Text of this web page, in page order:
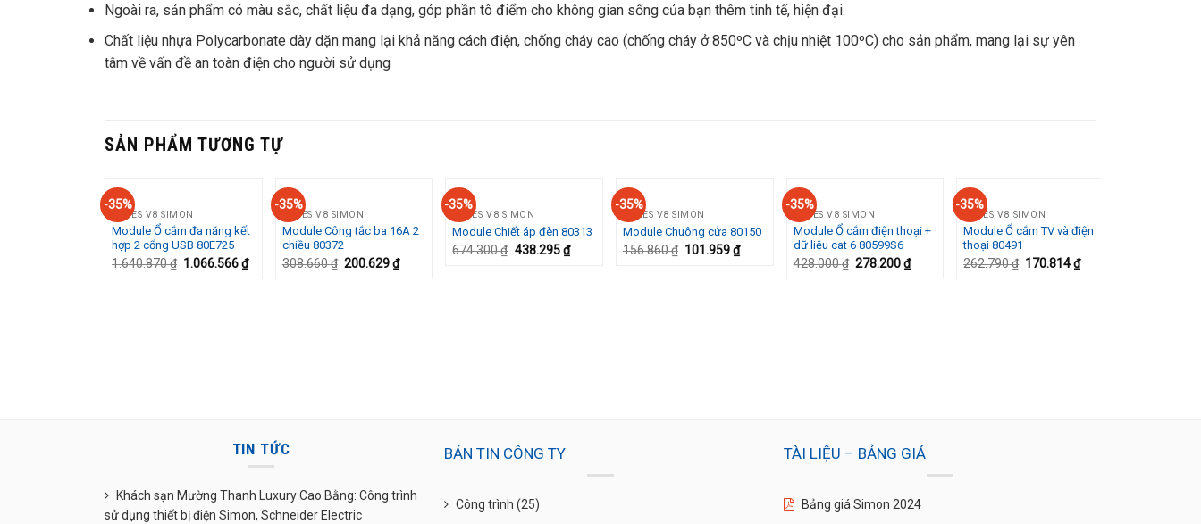
Ngoài ra, sản phẩm có màu sắc, chất liệu đa dạng, góp phần tô điểm cho không gian sống của bạn thêm tinh tế, hiện đại.
Chất liệu nhựa Polycarbonate dày dặn mang lại khả năng cách điện, chống cháy cao (chống cháy ở 850ºC và chịu nhiệt 100ºC) cho sản phẩm, mang lại sự yên
tâm về vấn đề an toàn điện cho người sử dụng
SẢN PHẨM TƯƠNG TỰ
-35%
Add to
Wishlist
SERIES V8 SIMON
Module Ổ cắm đa năng kết
hợp 2 cổng USB 80E725
1.640.870₫ 1.066.566₫
-35%
Add to
SERIES V8 SIMON
Module Công tắc ba 16A 2
chiều 80372
308.660₫ 200.629₫
-35%
Add to
Wishlist
SERIES V8 SIMON
Module Chiết áp đèn 80313
674.300₫ 438.295₫
-35%
Add to
Wishlist
SERIES V8 SIMON
Module Chuông cửa 80150
156.860₫ 101.959₫
-35%
Add to
Wishlist
SERIES V8 SIMON
Module Ổ cắm điện thoại +
dữ liệu cat 6 80599S6
428.000₫ 278.200₫
-35%
Add to
SERIES V8 SIMON
Module Ổ cắm TV và điện
thoại 80491
262.790₫ 170.814₫
TIN TỨC
Khách sạn Mường Thanh Luxury Cao Bằng: Công trình
sử dụng thiết bị điện Simon, Schneider Electric
BẢN TIN CÔNG TY
Công trình (25)
TÀI LIỆU – BẢNG GIÁ
Bảng giá Simon 2024